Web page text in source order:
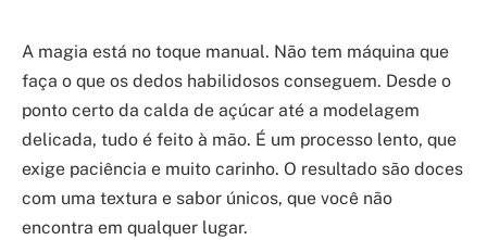
A magia está no toque manual. Não tem máquina que
faça o que os dedos habilidosos conseguem. Desde o
ponto certo da calda de açúcar até a modelagem
delicada, tudo é feito à mão. É um processo lento, que
exige paciência e muito carinho. O resultado são doces
com uma textura e sabor únicos, que você não
encontra em qualquer lugar.